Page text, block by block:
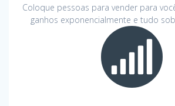
Coloque pessoas para vender para
ganhos exponencialmente e tudo